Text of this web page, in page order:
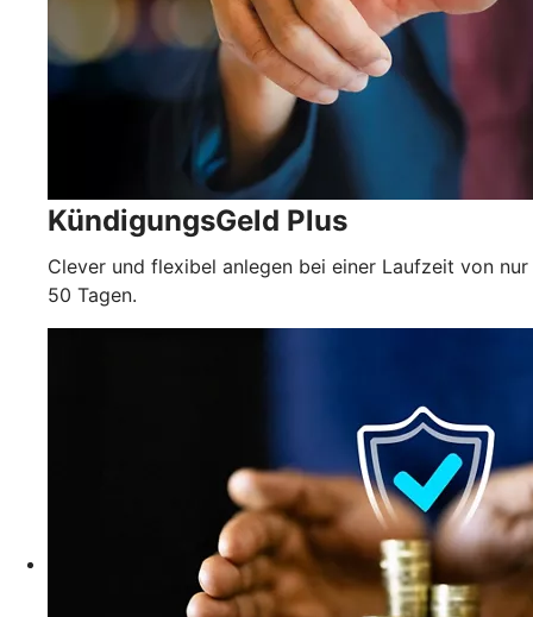
KündigungsGeld Plus
Clever und flexibel anlegen bei einer Laufzeit von nur
50 Tagen.